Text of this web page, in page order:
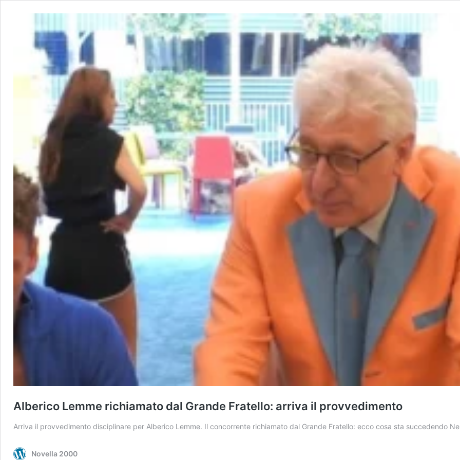
Alberico Lemme richiamato dal Grande Fratello: arriva il provvedimento
Arriva il provvedimento disciplinare per Alberico Lemme. Il concorrente richiamato dal Grande Fratello: ecco cosa sta succedendo
Novella 2000